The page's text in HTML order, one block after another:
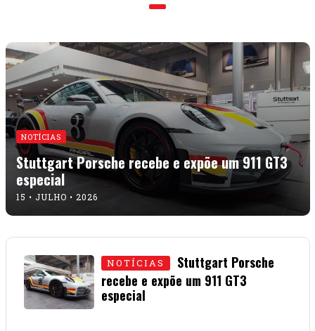
NOTÍCIAS
Stuttgart Porsche recebe e expõe um 911 GT3
especial
15 • JULHO • 2026
NOTÍCIAS
Stuttgart Porsche
recebe e expõe um 911 GT3
especial